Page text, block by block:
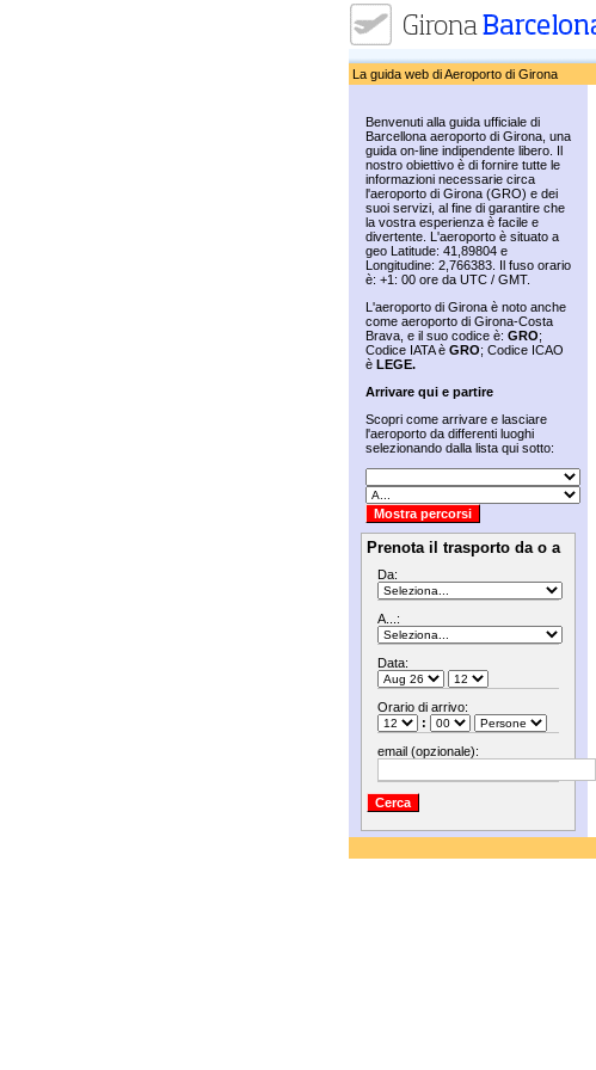
La guida web di Aeroporto di Girona
Benvenuti alla guida ufficiale di
Barcellona aeroporto di Girona, una
guida on-line indipendente libero. Il
nostro obiettivo è di fornire tutte le
informazioni necessarie circa
l'aeroporto di Girona (GRO) e dei
suoi servizi, al fine di garantire che
la vostra esperienza è facile e
divertente. L'aeroporto è situato a
geo Latitude: 41,89804 e
Longitudine: 2,766383. Il fuso orario
è: +1: 00 ore da UTC / GMT.
L'aeroporto di Girona è noto anche
come aeroporto di Girona-Costa
Brava, e il suo codice è: GRO;
Codice IATA è GRO; Codice ICAO
è LEGE.
Arrivare qui e partire
Scopri come arrivare e lasciare
l'aeroporto da differenti luoghi
selezionando dalla lista qui sotto:
Prenota il trasporto da o a
Da:
A...:
Data:
Orario di arrivo:
:
email (opzionale):